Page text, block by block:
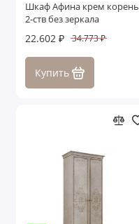
Шкаф Афина крем корень
2-ств без зеркала
22.602 ₽ 34.773 ₽
Купить